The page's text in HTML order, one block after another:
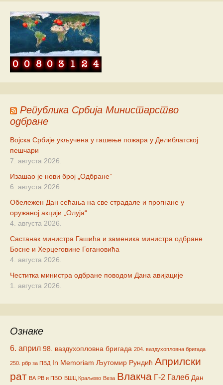
Република Србија Министарство
одбране
Војска Србије укључена у гашење пожара у Делиблатској
пешчари
7. августа 2026.
Изашао је нови број „Одбране”
6. августа 2026.
Обележен Дан сећања на све страдале и прогнане у
оружаној акцији „Олуја“
4. августа 2026.
Састанак министра Гашића и заменика министра одбране
Босне и Херцеговине Гогановића
4. августа 2026.
Честитка министра одбране поводом Дана авијације
1. августа 2026.
Ознаке
6. април 98. ваздухопловна бригада 204. ваздухопловна бригада
250. рбр за ПВД In Memoriam Љутомир Рундић Априлски
рат ВА РВ и ПВО ВШЦ Краљево Веза Влакча Г-2 Галеб Дан